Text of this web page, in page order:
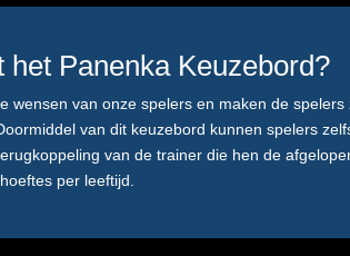
het Panenka Keuzebord?
wensen van onze spelers en maken de
van dit keuzebord kunnen spelers
van de trainer die hen de
per leeftijd.